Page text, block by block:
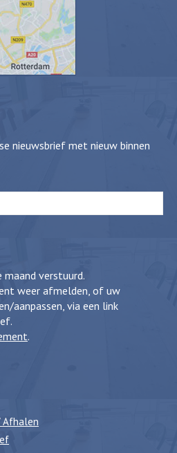
nieuwsbrief met nieuw binnen
maand verstuurd.
weer afmelden, of uw
aanpassen, via een link
.
Afhalen